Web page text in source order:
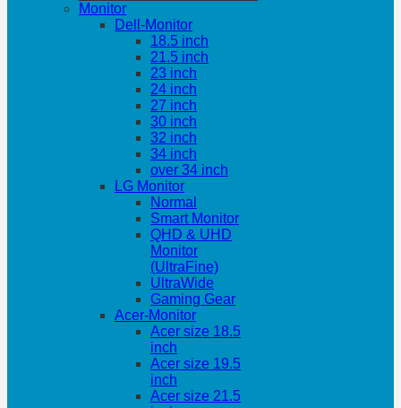
Monitor
Dell-Monitor
18.5 inch
21.5 inch
23 inch
24 inch
27 inch
30 inch
32 inch
34 inch
over 34 inch
LG Monitor
Normal
Smart Monitor
QHD & UHD
Monitor
(UltraFine)
UltraWide
Gaming Gear
Acer-Monitor
Acer size 18.5
inch
Acer size 19.5
inch
Acer size 21.5